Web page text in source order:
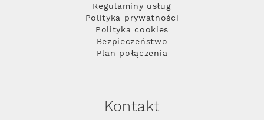
Regulaminy usług
Polityka prywatności
Polityka cookies
Bezpieczeństwo
Plan połączenia
Kontakt